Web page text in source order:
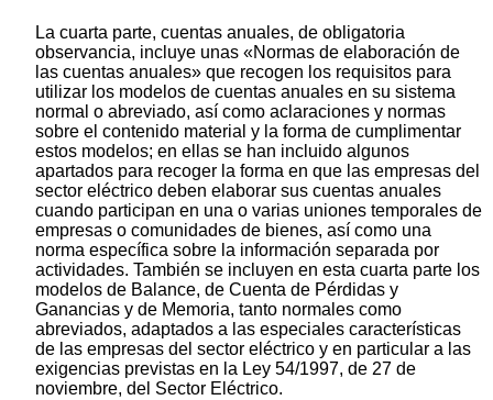
La cuarta parte, cuentas anuales, de obligatoria
observancia, incluye unas «Normas de elaboración de
las cuentas anuales» que recogen los requisitos para
utilizar los modelos de cuentas anuales en su sistema
normal o abreviado, así como aclaraciones y normas
sobre el contenido material y la forma de cumplimentar
estos modelos; en ellas se han incluido algunos
apartados para recoger la forma en que las empresas del
sector eléctrico deben elaborar sus cuentas anuales
cuando participan en una o varias uniones temporales de
empresas o comunidades de bienes, así como una
norma específica sobre la información separada por
actividades. También se incluyen en esta cuarta parte los
modelos de Balance, de Cuenta de Pérdidas y
Ganancias y de Memoria, tanto normales como
abreviados, adaptados a las especiales características
de las empresas del sector eléctrico y en particular a las
exigencias previstas en la Ley 54/1997, de 27 de
noviembre, del Sector Eléctrico.